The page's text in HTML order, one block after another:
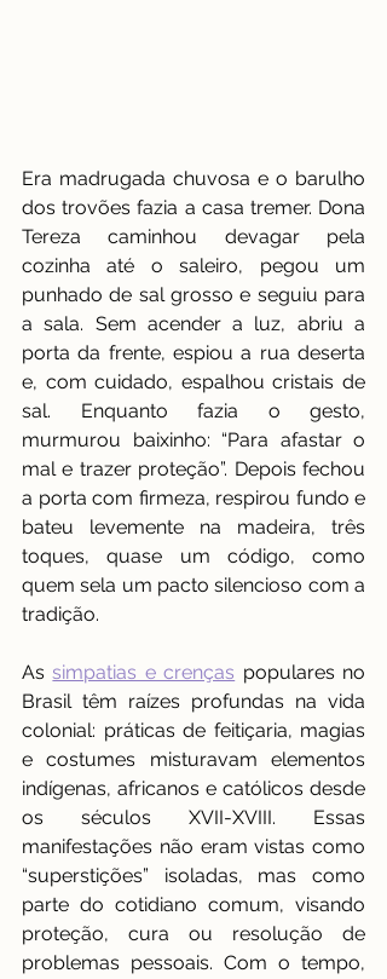
Era madrugada chuvosa e o barulho
dos trovões fazia a casa tremer. Dona
Tereza caminhou devagar pela
cozinha até o saleiro, pegou um
punhado de sal grosso e seguiu para
a sala. Sem acender a luz, abriu a
porta da frente, espiou a rua deserta
e, com cuidado, espalhou cristais de
sal. Enquanto fazia o gesto,
murmurou baixinho: “Para afastar o
mal e trazer proteção”. Depois fechou
a porta com firmeza, respirou fundo e
bateu levemente na madeira, três
toques, quase um código, como
quem sela um pacto silencioso com a
tradição.
As simpatias e crenças populares no
Brasil têm raízes profundas na vida
colonial: práticas de feitiçaria, magias
e costumes misturavam elementos
indígenas, africanos e católicos desde
os séculos XVII-XVIII. Essas
manifestações não eram vistas como
“superstições” isoladas, mas como
parte do cotidiano comum, visando
proteção, cura ou resolução de
problemas pessoais. Com o tempo,